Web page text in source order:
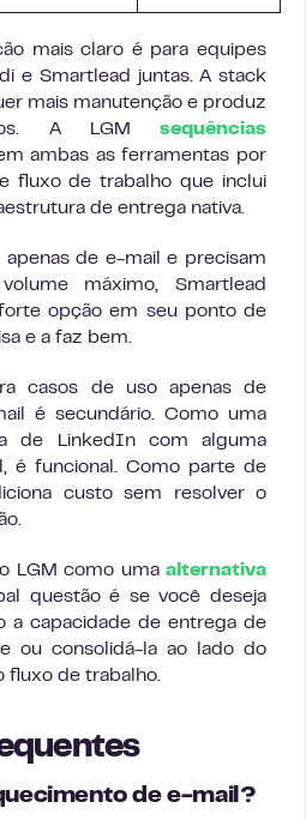
mais claro é para equipes
e Smartlead juntas. A stack
mais manutenção e produz
A LGM sequências
ambas as ferramentas por
fluxo de trabalho que inclui
de entrega nativa.
apenas de e-mail e precisam
máximo, Smartlead
opção em seu ponto de
e a faz bem.
casos de uso apenas de
é secundário. Como uma
de LinkedIn com alguma
é funcional. Como parte de
custo sem resolver o
LGM como uma alternativa
questão é se você deseja
a capacidade de entrega de
ou consolidá-la ao lado do
fluxo de trabalho.
de e-mail?